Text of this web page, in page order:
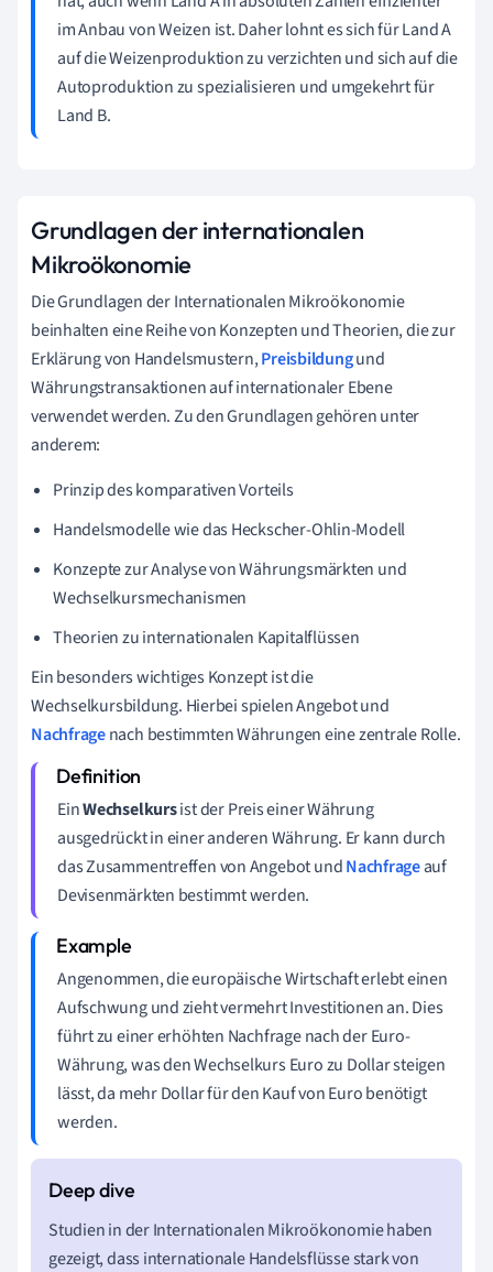
im Anbau von Weizen ist. Daher lohnt es sich für Land A
auf die Weizenproduktion zu verzichten und sich auf die
Autoproduktion zu spezialisieren und umgekehrt für
Land B.
Grundlagen der internationalen
Mikroökonomie
Die Grundlagen der Internationalen Mikroökonomie
beinhalten eine Reihe von Konzepten und Theorien, die zur
Erklärung von Handelsmustern,Preisbildungund
Währungstransaktionen auf internationaler Ebene
verwendet werden. Zu den Grundlagen gehören unter
anderem:
Prinzip des komparativen Vorteils
Handelsmodelle wie das Heckscher-Ohlin-Modell
Konzepte zur Analyse von Währungsmärkten und
Wechselkursmechanismen
Theorien zu internationalen Kapitalflüssen
Ein besonders wichtiges Konzept ist die
Wechselkursbildung. Hierbei spielen Angebot und
Nachfragenach bestimmten Währungen eine zentrale Rolle.
EinWechselkursist der Preis einer Währung
ausgedrückt in einer anderen Währung. Er kann durch
das Zusammentreffen von Angebot undNachfrageauf
Devisenmärkten bestimmt werden.
Angenommen, die europäische Wirtschaft erlebt einen
Aufschwung und zieht vermehrt Investitionen an. Dies
führt zu einer erhöhten Nachfrage nach der Euro-
Währung, was den Wechselkurs Euro zu Dollar steigen
lässt, da mehr Dollar für den Kauf von Euro benötigt
werden.
Studien in der Internationalen Mikroökonomie haben
gezeigt, dass internationale Handelsflüsse stark von